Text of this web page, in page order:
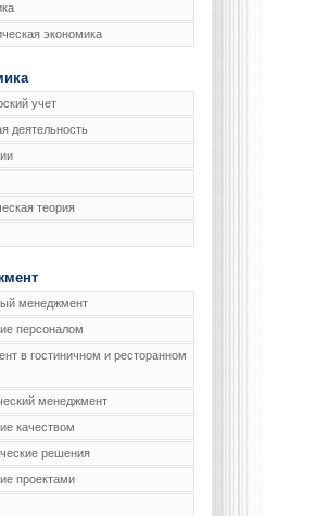
экономика
учет
деятельность
теория
менеджмент
персоналом
в гостиничном и ресторанном
менеджмент
качеством
решения
проектами